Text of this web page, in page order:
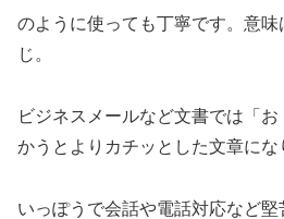
のように使っても丁寧です。意味
じ。
ビジネスメールなど文書では「
かうとよりカチッとした文章にな
いっぽうで会話や電話対応など